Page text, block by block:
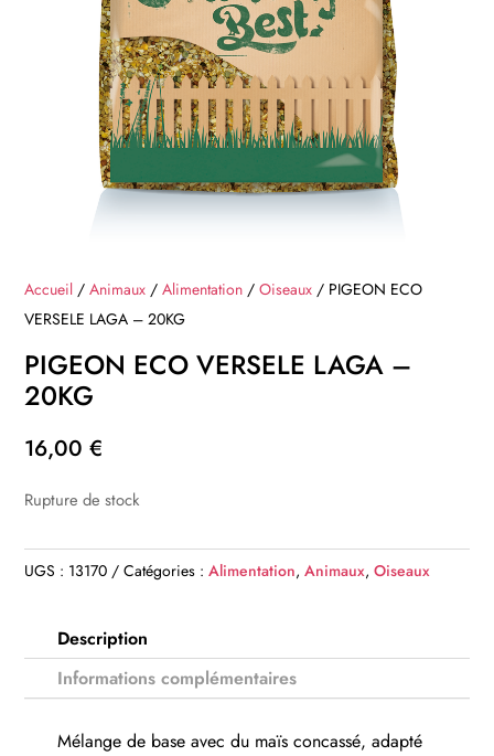
Accueil /Animaux /Alimentation /Oiseaux / PIGEON ECO
VERSELE LAGA – 20KG
PIGEON ECO VERSELE LAGA –
20KG
16,00€
Rupture de stock
UGS : 13170 Catégories :Alimentation,Animaux,Oiseaux
Description
Informations complémentaires
Mélange de base avec du maïs concassé, adapté